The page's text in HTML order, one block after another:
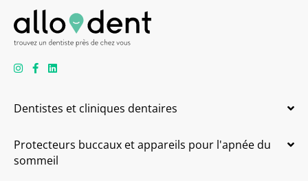
Dentistes et cliniques dentaires
Protecteurs buccaux et appareils pour l'apnée du
sommeil